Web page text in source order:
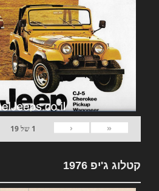
«
‹
1 של19
קטלוג ג'יפ 1976